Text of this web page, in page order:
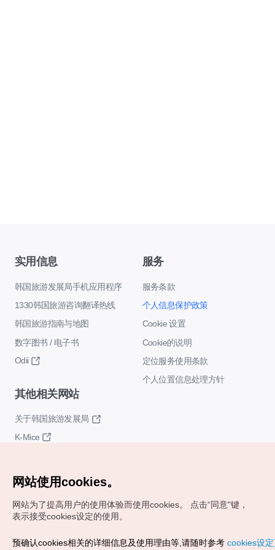
实用信息
韩国旅游发展局手机应用程序
1330韩国旅游咨询翻译热线
韩国旅游指南与地图
数字图书 / 电子书
Odii
服务
服务条款
个人信息保护政策
Cookie 设置
Cookie的说明
定位服务使用条款
个人位置信息处理方针
其他相关网站
关于韩国旅游发展局
K-Mice
Copyrights (c) 韩国旅游发展局版权所有
网站使用cookies。
网站为了提高用户的使用体验而使用cookies。
点击“同意"键，
表示接受cookies设定的使用。
预确认cookies相关的详细信息及使用理由等,请随时参考 cookies设